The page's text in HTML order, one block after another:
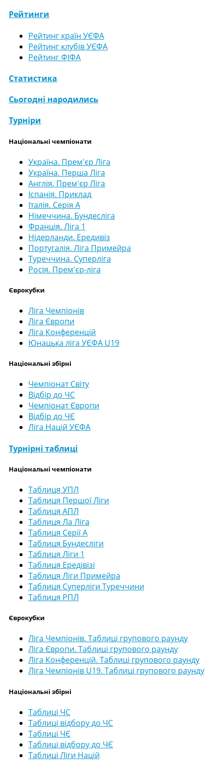
Рейтинги
Рейтинг країн УЄФА
Рейтинг клубів УЄФА
Рейтинг ФІФА
Статистика
Сьогодні народились
Турніри
Національні чемпіонати
Україна. Прем'єр Ліга
Україна. Перша Ліга
Англія. Прем'єр Ліга
Іспанія. Приклад
Італія. Серія А
Німеччина. Бундесліга
Франція. Ліга 1
Нідерланди. Ередивіз
Португалія. Ліга Примейра
Туреччина. Суперліга
Росія. Прем'єр-ліга
Єврокубки
Ліга Чемпіонів
Ліга Європи
Ліга Конференцій
Юнацька ліга УЄФА U19
Національні збірні
Чемпіонат Світу
Відбір до ЧС
Чемпіонат Європи
Відбір до ЧЄ
Ліга Націй УЄФА
Турнірні таблиці
Національні чемпіонати
Таблиця УПЛ
Таблиця Першої Ліги
Таблиця АПЛ
Таблиця Ла Ліга
Таблиця Серії А
Таблиця Бундесліги
Таблиця Ліги 1
Таблиця Ередівізі
Таблиця Ліги Примейра
Таблиця Суперліги Туреччини
Таблиця РПЛ
Єврокубки
Ліга Чемпіонів. Таблиці групового раунду
Ліга Європи. Таблиці групового раунду
Ліга Конференцій. Таблиці групового раунду
Ліга Чемпіонів U19. Таблиці групового раунду
Національні збірні
Таблиці ЧС
Таблиці відбору до ЧС
Таблиці ЧЄ
Таблиці відбору до ЧЄ
Таблиці Ліги Націй